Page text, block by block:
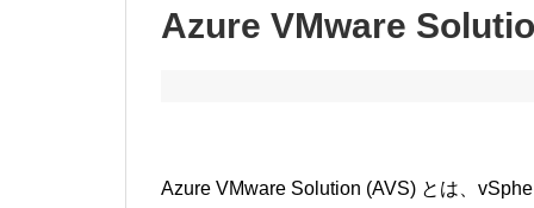
Azure VMware
Azure VMware Solution (AVS) とは、